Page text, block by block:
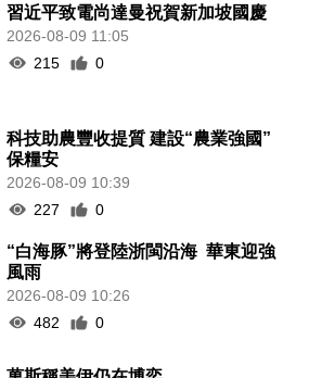
習近平致電尚達曼祝賀新加坡國慶
2026-08-09 11:05
215
0
科技助農豐收提質 建設“農業強國”
保糧安
2026-08-09 10:39
227
0
“白海豚”將登陸浙閩沿海 華東迎強
風雨
2026-08-09 10:26
482
0